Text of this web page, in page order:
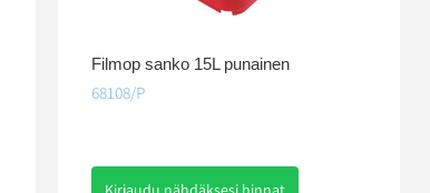
Filmop sanko 15L punainen
68108/P